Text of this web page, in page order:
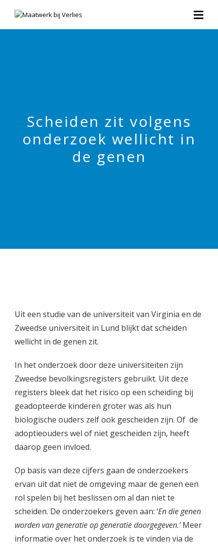
Scheiden zit volgens
onderzoek wellicht in
de genen
Uit een studie van de universiteit van Virginia en de
Zweedse universiteit in Lund blijkt dat scheiden
wellicht in de genen zit.
In het onderzoek door deze universiteiten zijn
Zweedse bevolkingsregisters gebruikt. Uit deze
registers bleek dat het risico op een scheiding bij
geadopteerde kinderen groter was als hun
biologische ouders zelf ook gescheiden zijn. Of de
adoptieouders wel of niet gescheiden zijn, heeft
daarop geen invloed.
Op basis van deze cijfers gaan de onderzoekers
ervan uit dat niet de omgeving maar de genen een
rol spelen bij het beslissen om al dan niet te
scheiden. De onderzoekers geven aan: ‘En die genen
worden van generatie op generatie doorgegeven.’Meer
informatie over het onderzoek is te vinden via de